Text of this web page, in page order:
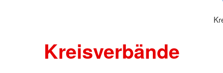
Kreisverbände